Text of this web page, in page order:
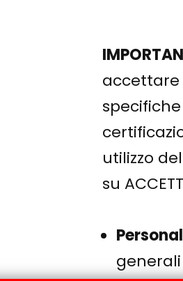
accettare
utilizzo
su